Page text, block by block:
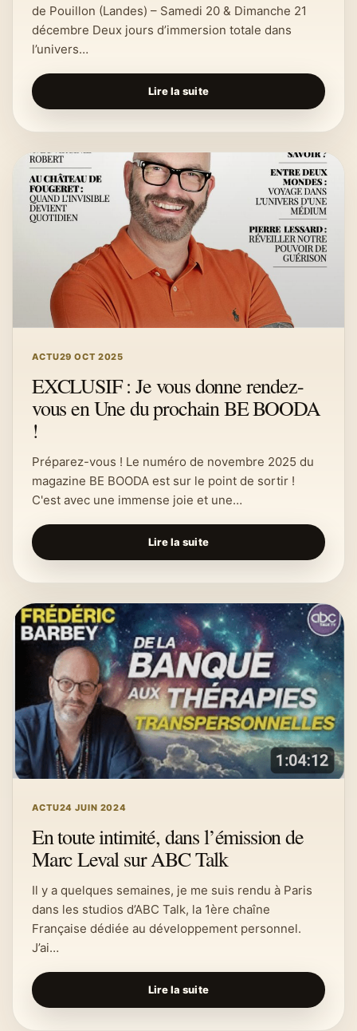
de Pouillon (Landes) – Samedi 20 & Dimanche 21
décembre Deux jours d’immersion totale dans
l’univers…
Lire la suite
ACTU29 OCT 2025
EXCLUSIF : Je vous donne rendez-
vous en Une du prochain BE BOODA
!
Préparez-vous ! Le numéro de novembre 2025 du
magazine BE BOODA est sur le point de sortir !
C'est avec une immense joie et une…
Lire la suite
ACTU24 JUIN 2024
En toute intimité, dans l’émission de
Marc Leval sur ABC Talk
Il y a quelques semaines, je me suis rendu à Paris
dans les studios d’ABC Talk, la 1ère chaîne
Française dédiée au développement personnel.
J’ai…
Lire la suite